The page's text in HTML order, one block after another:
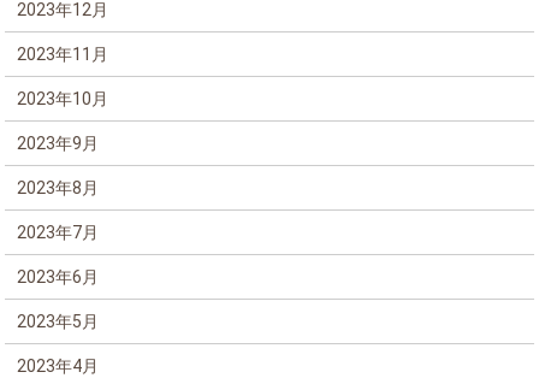
2023年12月
2023年11月
2023年10月
2023年9月
2023年8月
2023年7月
2023年6月
2023年5月
2023年4月